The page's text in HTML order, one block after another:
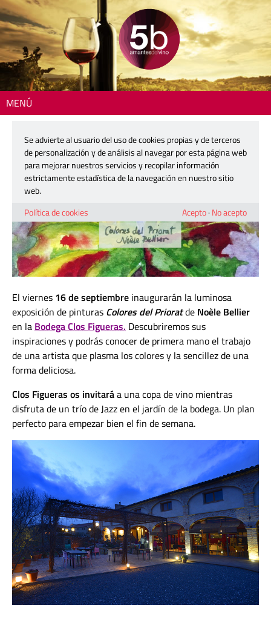
MENÚ
Arte, vino y música en Clos Figueras
7 septiembre, 2016
El viernes 16 de septiembre inaugurarán la luminosa
exposición de pinturas Colores del Prioratde Noèle Bellier
en la Bodega Clos Figueras. Descubriremos sus
inspiraciones y podrás conocer de primera mano el trabajo
de una artista que plasma los colores y la sencillez de una
forma deliciosa.
Clos Figueras os invitaráa una copa de vino mientras
disfruta de un trío de Jazz en el jardín de la bodega. Un plan
perfecto para empezar bien el fin de semana.
Se advierte al usuario del uso de cookies propias y de terceros
de personalización y de análisis al navegar por esta página web
para mejorar nuestros servicios y recopilar información
estrictamente estadística de la navegación en nuestro sitio
web.
Política de cookies
Acepto· No acepto